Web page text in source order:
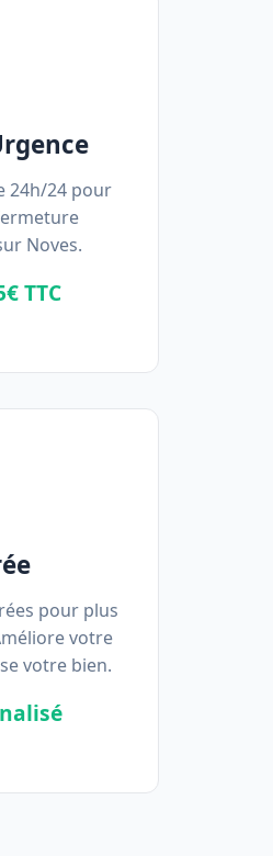
24h/24 pour
Noves.
TTC
pour plus
votre
votre bien.